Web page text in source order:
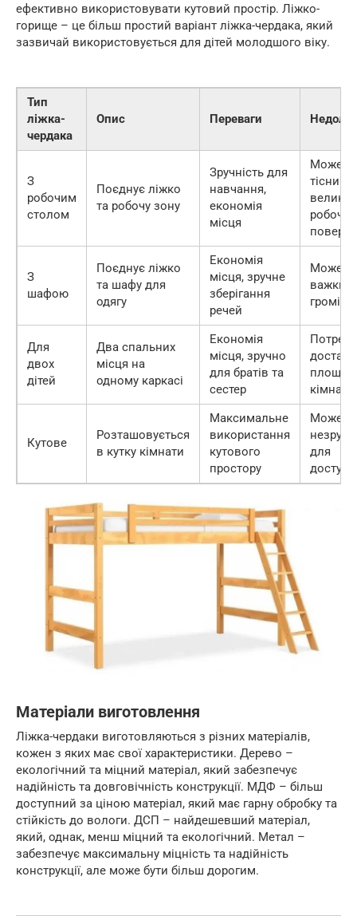
ефективно використовувати кутовий простір. Ліжко-
горище – це більш простий варіант ліжка-чердака, який
зазвичай використовується для дітей молодшого віку.
Тип
ліжка-
чердака
Опис Переваги
З
робочим
столом
Поєднує ліжко
та робочу зону
Зручність для
навчання,
економія
місця
Може
тісним
великих
робочих
З
шафою
Поєднує ліжко
та шафу для
одягу
Економія
місця, зручне
зберігання
речей
Може
важким
Для
двох
дітей
Два спальних
місця на
одному каркасі
Економія
місця, зручно
для братів та
сестер
площі
кімнати
Кутове
Розташовується
в кутку кімнати
Максимальне
використання
кутового
простору
Може
для
доступу
Матеріали виготовлення
Ліжка-чердаки виготовляються з різних матеріалів,
кожен з яких має свої характеристики. Дерево –
екологічний та міцний матеріал, який забезпечує
надійність та довговічність конструкції. МДФ – більш
доступний за ціною матеріал, який має гарну обробку та
стійкість до вологи. ДСП – найдешевший матеріал,
який, однак, менш міцний та екологічний. Метал –
забезпечує максимальну міцність та надійність
конструкції, але може бути більш дорогим.